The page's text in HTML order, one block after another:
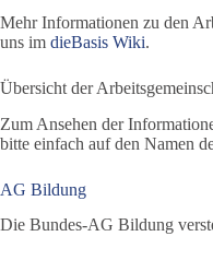
Mehr Informationen zu den
uns im dieBasis Wiki.
Übersicht der
Zum Ansehen der
bitte einfach auf den Namen
AG Bildung
Die Bundes-AG Bildung